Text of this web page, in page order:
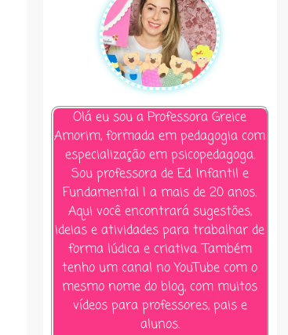
Olá eu sou a Professora Greice
Amorim, formada em pedagogia com
especialização em psicopedagoga.
Sou professora de Ed. Infantil e
Fundamental I a mais de 20 anos.
Aqui você encontrará sugestões,
ideias e atividades para trabalhar de
forma lúdica e criativa. Também
tenho um canal no YouTube com o
mesmo nome do blog, com muitos
vídeos para professores, pais e
alunos.